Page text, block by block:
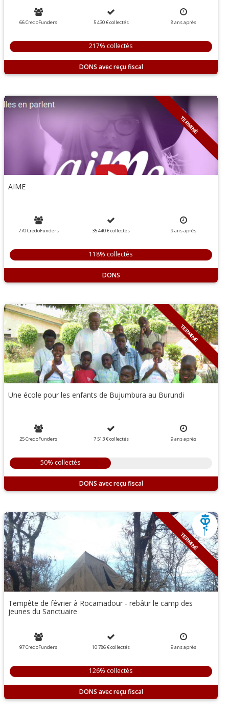
66 CredoFunders 5 430 €collectés 8ansaprès
217% collectés
DONS
TERMINÉ
AIME
770 CredoFunders 35 440 €collectés 9ansaprès
118% collectés
DONS
TERMINÉ
Une école pour les enfants de Bujumbura au Burundi
25 CredoFunders 7 513 €collectés 9ansaprès
50% collectés
DONS
TERMINÉ
Tempête de février à Rocamadour - rebâtir le camp des
jeunes du Sanctuaire
97 CredoFunders 10 786 €collectés 9ansaprès
126% collectés
DONS